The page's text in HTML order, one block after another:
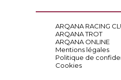
ARQANA RACING
ARQANA TROT
ARQANA ONLINE
Mentions légales
Politique de
Cookies